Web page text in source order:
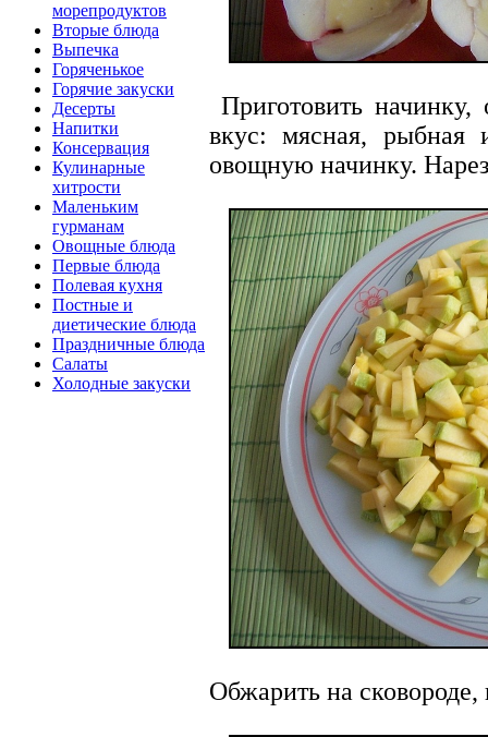
морепродуктов
Вторые блюда
Выпечка
Горяченькое
Горячие закуски
Десерты
Напитки
Консервация
Кулинарные
хитрости
Маленьким
гурманам
Овощные блюда
Первые блюда
Полевая кухня
Постные и
диетические блюда
Праздничные блюда
Салаты
Холодные закуски
Приготовить
вкус: мясная, рыбная
овощную начинку.
Обжарить на сковороде,